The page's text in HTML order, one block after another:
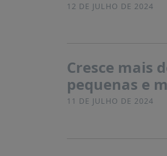
12 DE JULHO DE 2024
Cresce mais
pequenas e
11 DE JULHO DE 2024